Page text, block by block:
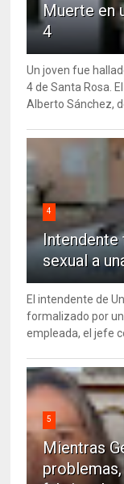
Muerte en
4
Un joven fue
4 de Santa Rosa.
Alberto Sánchez,
4
sexual a
El intendente de
formalizado por
empleada, el jefe
5
Mientras